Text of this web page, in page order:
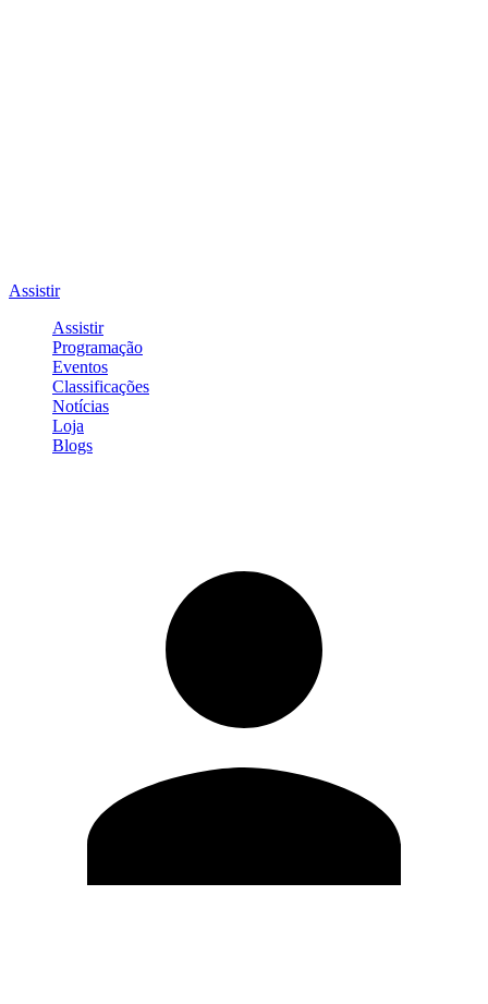
Assistir
Assistir
Programação
Eventos
Classificações
Notícias
Loja
Blogs